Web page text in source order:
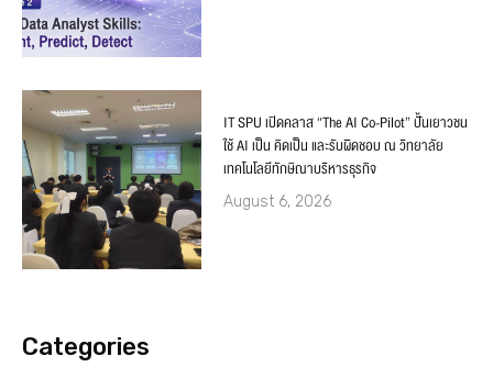
IT SPU เปิดคลาส “The AI Co-Pilot” ปั้นเยาวชน
ใช้ AI เป็น คิดเป็น และรับผิดชอบ ณ วิทยาลัย
เทคโนโลยีทักษิณาบริหารธุรกิจ
August 6, 2026
Categories